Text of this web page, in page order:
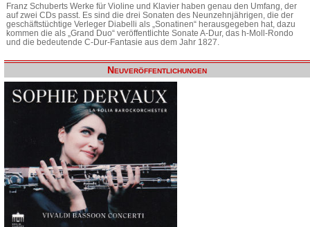
Franz Schuberts Werke für Violine und Klavier haben genau den Umfang, der
auf zwei CDs passt. Es sind die drei Sonaten des Neunzehnjährigen, die der
geschäftstüchtige Verleger Diabelli als „Sonatinen“ herausgegeben hat, dazu
kommen die als „Grand Duo“ veröffentlichte Sonate A-Dur, das h-Moll-Rondo
und die bedeutende C-Dur-Fantasie aus dem Jahr 1827.
Neuveröffentlichungen